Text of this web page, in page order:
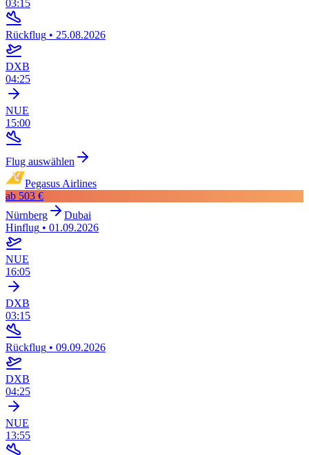
03:15
Rückflug • 25.08.2026
DXB
04:25
NUE
15:00
Flug auswählen
Pegasus Airlines
ab 503 €
Nürnberg
Dubai
Hinflug • 01.09.2026
NUE
16:05
DXB
03:15
Rückflug • 09.09.2026
DXB
04:25
NUE
13:55